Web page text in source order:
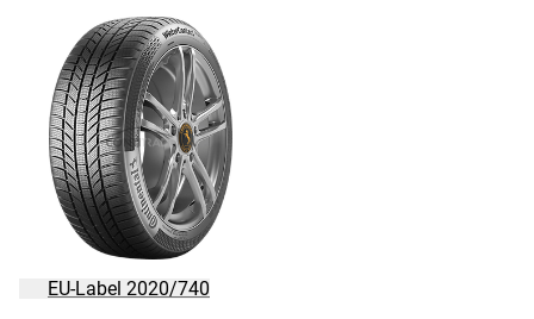
EU-Label 2020/740